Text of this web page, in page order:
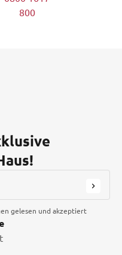
800
gelesen und akzeptiert